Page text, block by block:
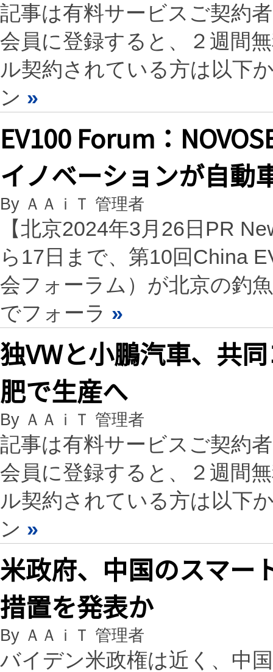
記事は有料サービスご契約
会員に登録すると、２週間
ル契約されている方は以下
ン »
EV100 Forum：
イノベーションが自動
By ＡＡｉＴ 管理者
【北京2024年3月26日PR
ら17日まで、第10回China
会フォーラム）が北京の釣
でフォーラ »
独VWと小鵬汽車、共
肥で生産へ
By ＡＡｉＴ 管理者
記事は有料サービスご契約
会員に登録すると、２週間
ル契約されている方は以下
ン »
米政府、中国のスマー
措置を発表か
By ＡＡｉＴ 管理者
バイデン米政権は近く、中